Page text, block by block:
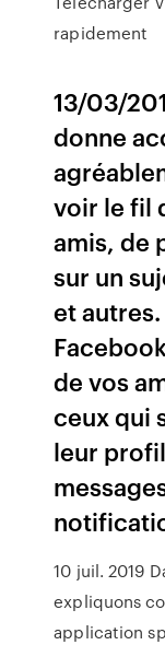
rapidement
13/03/
donne
voir le fil
amis, de
sur un
et
de vos
ceux qui
leur
10 juil. 2019
expliquons
application